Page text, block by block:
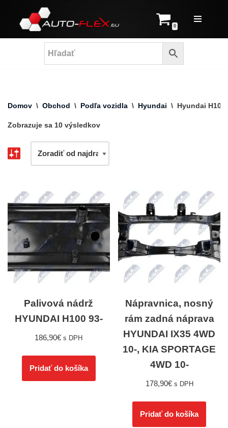
Prejsť
na
0
Domov \ Obchod \ Podľa vozidla \ Hyundai \ Hyundai H100
Zobrazuje sa 10 výsledkov
Palivová nádrž
HYUNDAI H100 93-
186,90€ s DPH
Pridať do košíka
Nápravnica, nosný
rám zadná náprava
HYUNDAI IX35 4WD
10-, KIA SPORTAGE
4WD 10-
178,90€ s DPH
Pridať do košíka